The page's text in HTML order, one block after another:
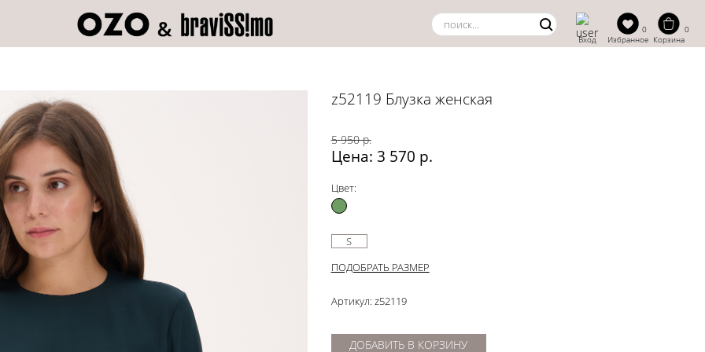
z52119 Блузка женская
5 950 р.
Цена: 3 570 р.
Цвет:
S
ПОДОБРАТЬ РАЗМЕР
Артикул: z52119
ДОБАВИТЬ В КОРЗИНУ
Вход
0
Избранное
0
Корзина